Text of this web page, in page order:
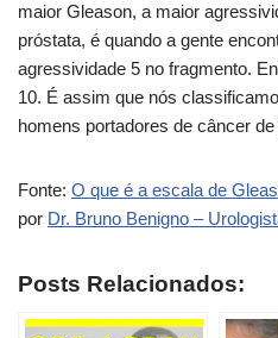
maior Gleason, a maior
próstata, é quando a gente
agressividade 5 no fragmento.
10. É assim que nós
homens portadores de câncer
Fonte: O que é a escala de
por Dr. Bruno Benigno –
Posts Relacionados: